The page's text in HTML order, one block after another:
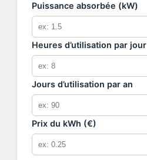
Puissance absorbée (kW)
Heures d’utilisation par jour
Jours d’utilisation par an
Prix du kWh (€)